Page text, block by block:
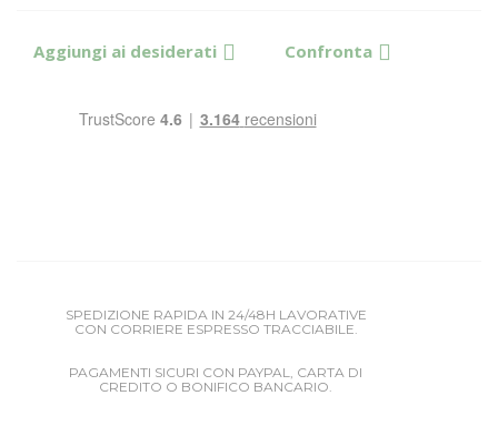
Aggiungi ai desiderati Confronta
SPEDIZIONE RAPIDA IN 24/48H LAVORATIVE
CON CORRIERE ESPRESSO TRACCIABILE.
PAGAMENTI SICURI CON PAYPAL, CARTA DI
CREDITO O BONIFICO BANCARIO.